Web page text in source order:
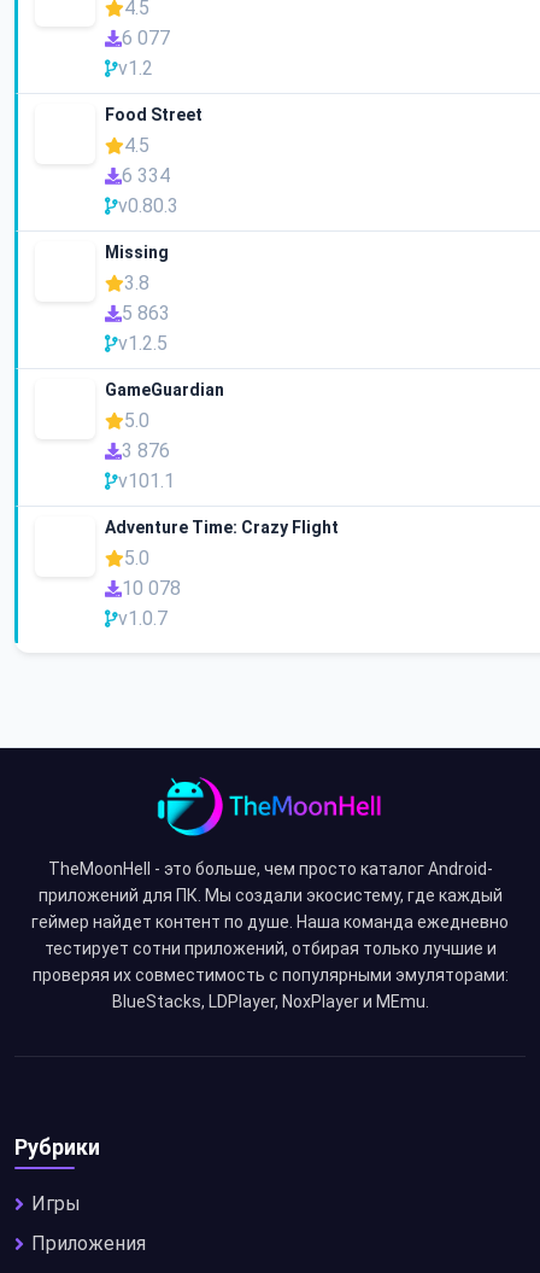
4.5
6 077
v1.2
Food Street
4.5
6 334
v0.80.3
Missing
3.8
5 863
v1.2.5
GameGuardian
5.0
3 876
v101.1
Adventure Time: Crazy Flight
5.0
10 078
v1.0.7
TheMoonHell - это больше, чем просто каталог Android-
приложений для ПК. Мы создали экосистему, где каждый
геймер найдет контент по душе. Наша команда ежедневно
тестирует сотни приложений, отбирая только лучшие и
проверяя их совместимость с популярными эмуляторами:
BlueStacks, LDPlayer, NoxPlayer и MEmu.
Рубрики
Игры
Приложения